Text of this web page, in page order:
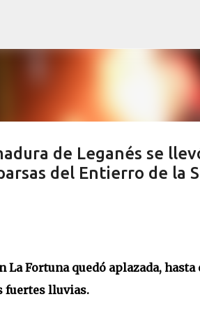
de Leganés se
del Entierro de la
La Fortuna quedó aplazada,
fuertes lluvias.